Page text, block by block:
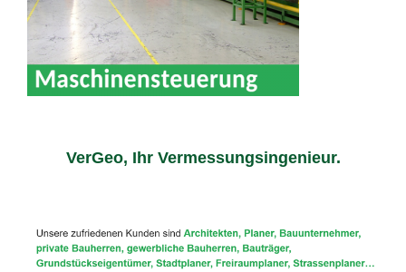
VerGeo, Ihr Vermessungsingenieur.